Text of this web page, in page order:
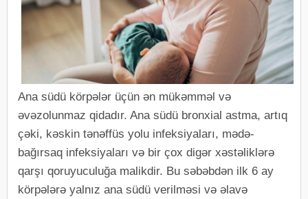
Ana südü körpələr üçün ən mükəmməl və
əvəzolunmaz qidadır. Ana südü bronxial astma, artıq
çəki, kəskin tənəffüs yolu infeksiyaları, mədə-
bağırsaq infeksiyaları və bir çox digər xəstəliklərə
qarşı qoruyuculuğa malikdir. Bu səbəbdən ilk 6 ay
körpələrə yalnız ana südü verilməsi və əlavə